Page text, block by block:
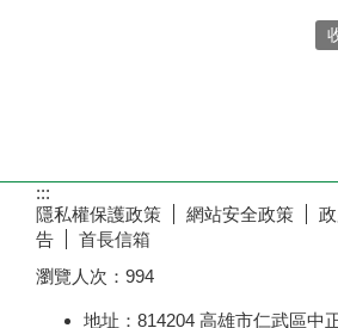
:::
隱私權保護政策
網站安全政策
告
首長信箱
瀏覽人次： 994
地址：814204 高雄市仁武區中